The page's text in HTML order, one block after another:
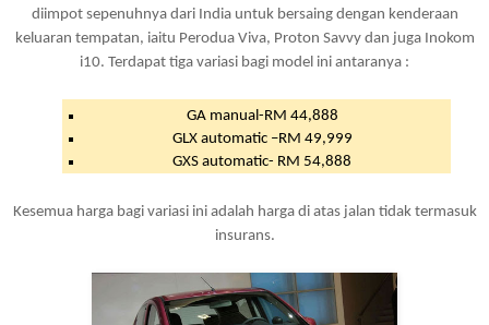
diimpot sepenuhnya dari India untuk bersaing dengan kenderaan
keluaran tempatan, iaitu Perodua Viva, Proton Savvy dan juga Inokom
i10. Terdapat tiga variasi bagi model ini antaranya :
GA manual-RM 44,888
GLX automatic –RM 49,999
GXS automatic- RM 54,888
Kesemua harga bagi variasi ini adalah harga di atas jalan tidak termasuk
insurans.